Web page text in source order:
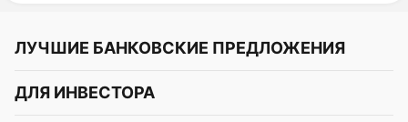
ЛУЧШИЕ БАНКОВСКИЕ ПРЕДЛОЖЕНИЯ
Альфа-Банк
ДЛЯ ИНВЕСТОРА